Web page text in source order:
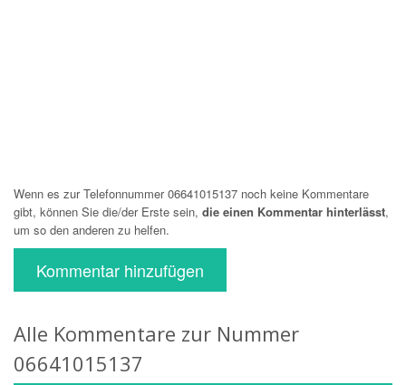
Wenn es zur Telefonnummer 06641015137 noch keine Kommentare
gibt, können Sie die/der Erste sein, die einen Kommentar hinterlässt,
um so den anderen zu helfen.
Kommentar hinzufügen
Alle Kommentare zur Nummer
06641015137